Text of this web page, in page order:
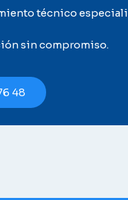
técnico
sin compromiso.
48